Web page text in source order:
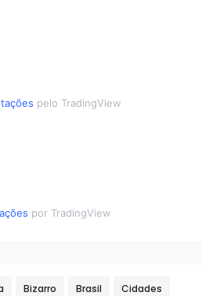
pelo TradingView
por TradingView
Bizarro Brasil Cidades